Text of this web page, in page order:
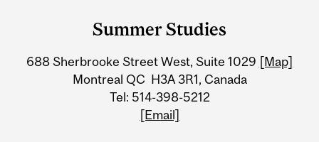
Information
Summer Studies
688 Sherbrooke Street West, Suite 1029 [Map]
Montreal QC H3A 3R1, Canada
Tel: 514-398-5212
[Email]